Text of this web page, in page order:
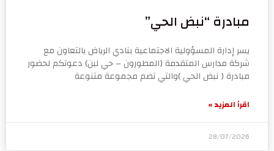
مبادرة “نبض الحي”
يسر إدارة المسؤولية الاجتماعية بنادي الرياض بالتعاون مع
شركة مدارس المتقدمة (المطورون – حي لبن) دعوتكم لحضور
مبادرة ( نبض الحي )والتي تضم مجموعة متنوعة
اقرأ المزيد »
28/07/2026